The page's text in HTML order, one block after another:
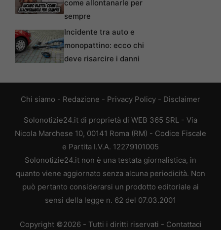
come allontanarle per
sempre
Incidente tra auto e
monopattino: ecco chi
deve risarcire i danni
Chi siamo - Redazione - Privacy Policy - Disclaimer
Solonotizie24.it di proprietà di WEB 365 SRL - Via
Nicola Marchese 10, 00141 Roma (RM) - Codice Fiscale
e Partita I.V.A. 12279101005
Solonotizie24.it non è una testata giornalistica, in
quanto viene aggiornato senza alcuna periodicità. Non
può pertanto considerarsi un prodotto editoriale ai
sensi della legge n. 62 del 07.03.2001
Copyright ©2026 - Tutti i diritti riservati - Contattaci